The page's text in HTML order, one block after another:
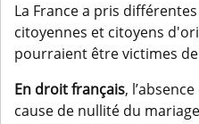
La France a pris
citoyennes et citoyens
pourraient être victimes de
En droit français,
cause de nullité du